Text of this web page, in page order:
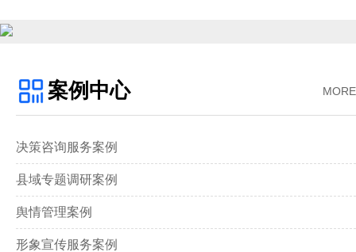
MORE
案例中心
决策咨询服务案例
县域专题调研案例
舆情管理案例
形象宣传服务案例